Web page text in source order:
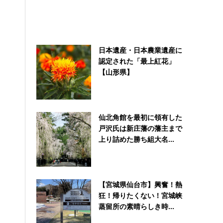
日本遺産・日本農業遺産に
認定された「最上紅花」
【山形県】
仙北角館を最初に領有した
戸沢氏は新庄藩の藩主まで
上り詰めた勝ち組大名...
【宮城県仙台市】興奮！熱
狂！帰りたくない！宮城峡
蒸留所の素晴らしき時...